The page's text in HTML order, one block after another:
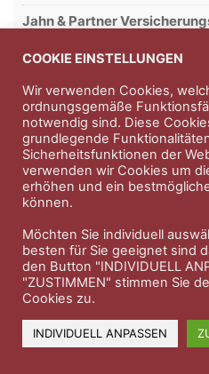
Jahn & Partner
Professioneller
Impressum
Datenschutzerklärung
COOKIE EINSTELLUNGEN
Wir verwenden Cookies,
ordnungsgemäße
notwendig sind. Diese
grundlegende
Sicherheitsfunktionen der
verwenden wir Cookies um
erhöhen und ein
können.
Möchten Sie individuell
besten für Sie geeignet sind
den Button "INDIVIDUELL
"ZUSTIMMEN" stimmen Sie
Cookies zu.
INDIVIDUELL ANPASSEN